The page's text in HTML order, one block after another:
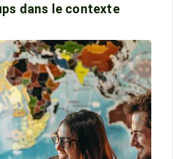
dans le contexte